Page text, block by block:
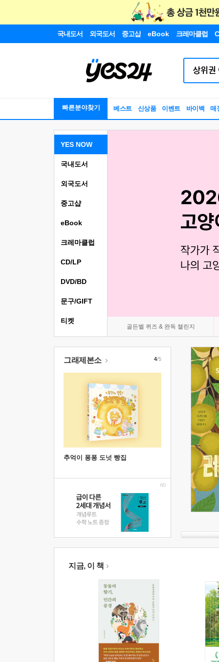
국내도서 외국도서 중고샵 eBook 크레마클럽
빠른분야찾기 베스트 신상품 이벤트 바이백 매
YES NOW
골든벨 퀴즈 & 완독 챌린지
국내도서
외국도서
중고샵
eBook
크레마클럽
CD/LP
DVD/BD
문구/GIFT
티켓
그래제본소
추억이 퐁퐁 도넛 빵집
4/5
지금, 이 책